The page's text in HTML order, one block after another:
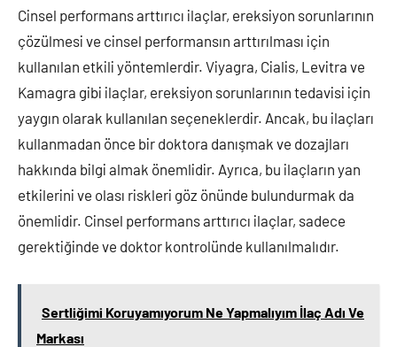
Cinsel performans arttırıcı ilaçlar, ereksiyon sorunlarının
çözülmesi ve cinsel performansın arttırılması için
kullanılan etkili yöntemlerdir. Viyagra, Cialis, Levitra ve
Kamagra gibi ilaçlar, ereksiyon sorunlarının tedavisi için
yaygın olarak kullanılan seçeneklerdir. Ancak, bu ilaçları
kullanmadan önce bir doktora danışmak ve dozajları
hakkında bilgi almak önemlidir. Ayrıca, bu ilaçların yan
etkilerini ve olası riskleri göz önünde bulundurmak da
önemlidir. Cinsel performans arttırıcı ilaçlar, sadece
gerektiğinde ve doktor kontrolünde kullanılmalıdır.
Sertliğimi Koruyamıyorum Ne Yapmalıyım İlaç Adı Ve
Markası